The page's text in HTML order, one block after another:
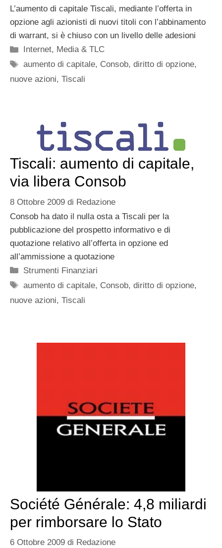
L’aumento di capitale Tiscali, mediante l’offerta in
opzione agli azionisti di nuovi titoli con l’abbinamento
di warrant, si è chiuso con un livello delle adesioni
Categorie
Internet, Media & TLC
Tag
aumento di capitale, Consob,diritto di opzione,
nuove azioni, Tiscali
Tiscali: aumento di capitale,
via libera Consob
8 Ottobre 2009 di Redazione
Consob ha dato il nulla osta a Tiscali per la
pubblicazione del prospetto informativo e di
quotazione relativo all’offerta in opzione ed
all’ammissione a quotazione
Categorie
Strumenti Finanziari
Tag
aumento di capitale, Consob,diritto di opzione,
nuove azioni, Tiscali
Société Générale: 4,8 miliardi
per rimborsare lo Stato
6 Ottobre 2009 di Redazione